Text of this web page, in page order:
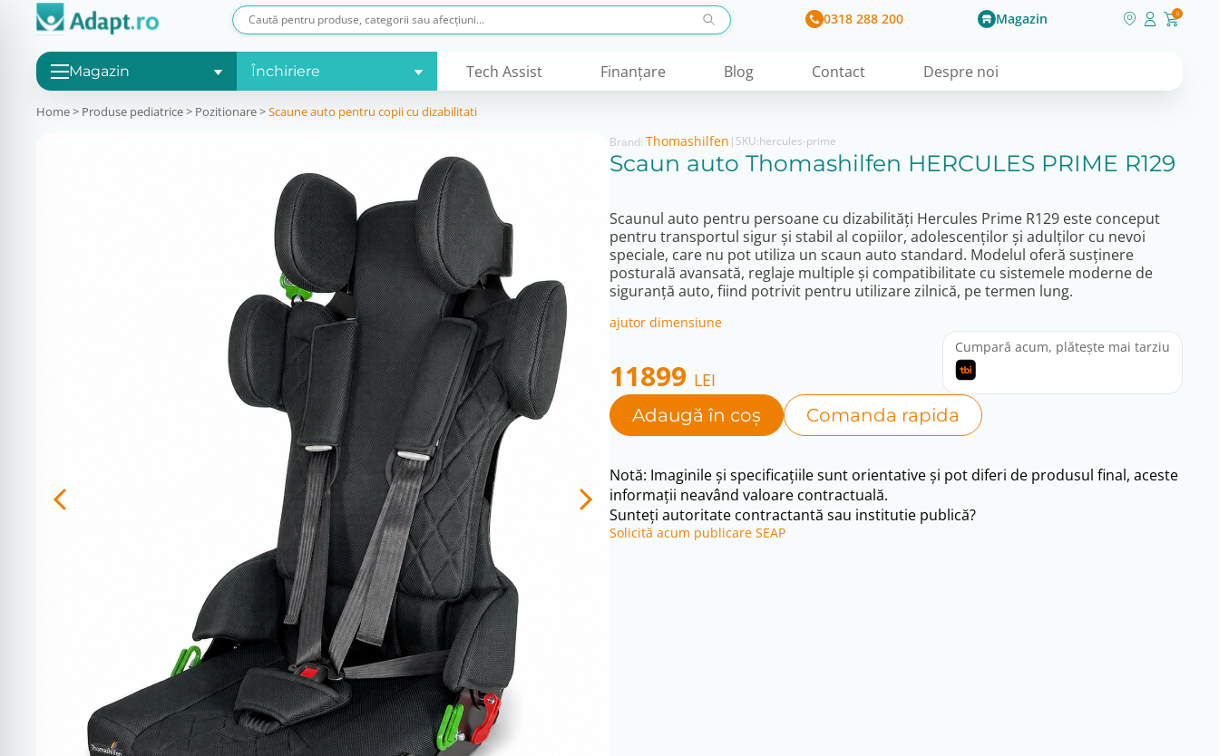
0318 288 200 Magazin 0
Magazin Închiriere Tech Assist Finanţare Blog Contact Despre noi
Home> Produse pediatrice> Pozitionare>Scaune auto pentru copii cu dizabilitati
Brand: Thomashilfen | SKU:hercules-prime
Scaun auto Thomashilfen HERCULES PRIME R129
Scaunul auto pentru persoane cu dizabilități Hercules Prime R129 este conceput
pentru transportul sigur și stabil al copiilor, adolescenților și adulților cu nevoi
speciale, care nu pot utiliza un scaun auto standard. Modelul oferă susținere
posturală avansată, reglaje multiple și compatibilitate cu sistemele moderne de
siguranță auto, fiind potrivit pentru utilizare zilnică, pe termen lung.
ajutor dimensiune
11899 LEI
Cumpară acum, plătește mai tarziu
Adaugă în coș Comanda rapida
Notă: Imaginile și specificațiile sunt orientative și pot diferi de produsul final, aceste
informații neavând valoare contractuală.
Sunteți autoritate contractantă sau institutie publică?
Solicită acum publicare SEAP